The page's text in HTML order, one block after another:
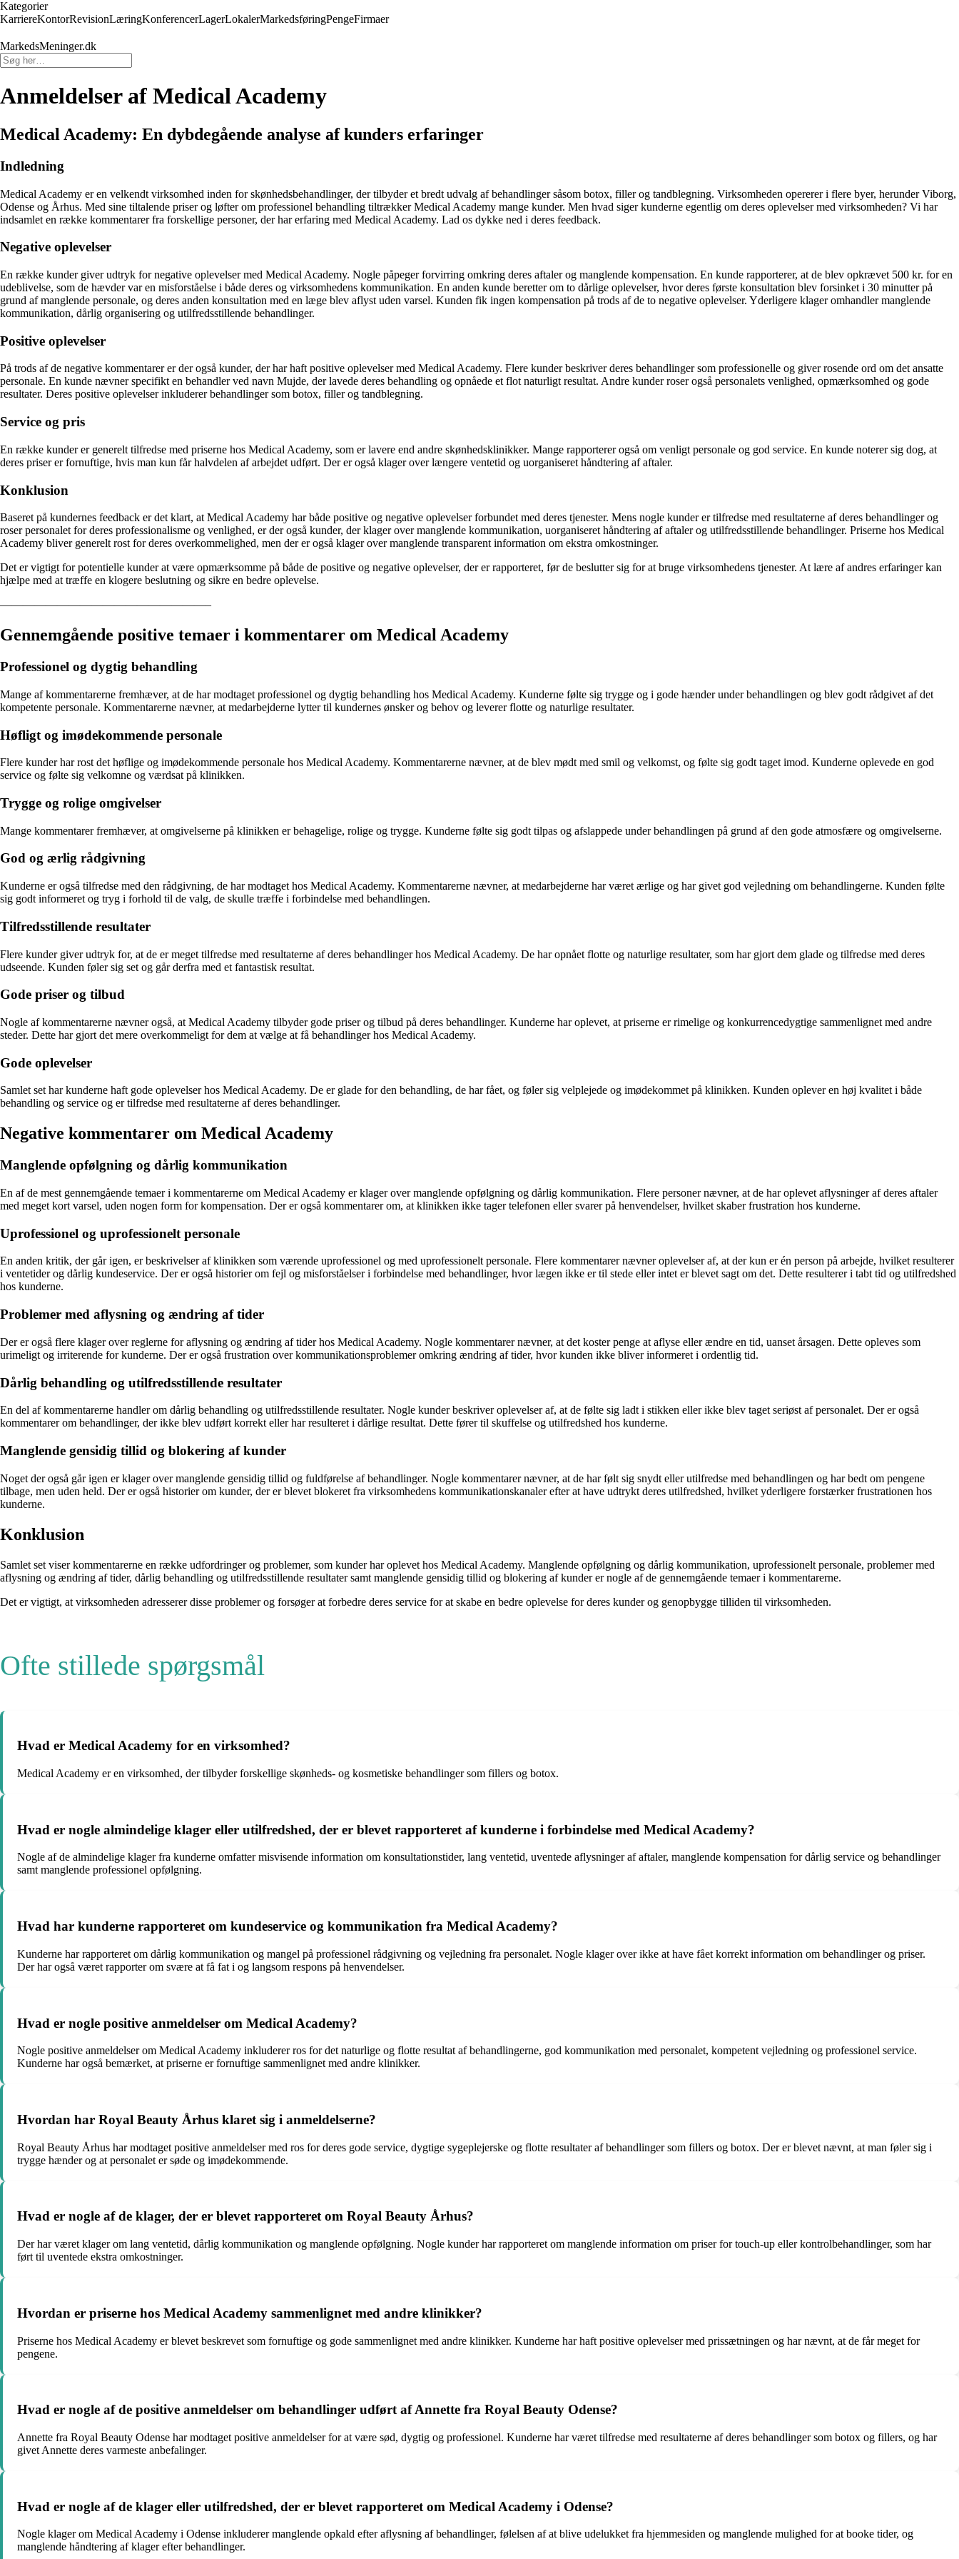
Kategorier
KarriereKontorRevisionLæringKonferencerLagerLokalerMarkedsføringPengeFirmaer
MarkedsMeninger.dk
Anmeldelser af Medical Academy
Medical Academy: En dybdegående analyse af kunders erfaringer
Indledning
Medical Academy er en velkendt virksomhed inden for skønhedsbehandlinger, der tilbyder et bredt udvalg af behandlinger såsom botox, filler og tandblegning. Virksomheden opererer i flere byer, herunder Viborg,
Odense og Århus. Med sine tiltalende priser og løfter om professionel behandling tiltrækker Medical Academy mange kunder. Men hvad siger kunderne egentlig om deres oplevelser med virksomheden? Vi har
indsamlet en række kommentarer fra forskellige personer, der har erfaring med Medical Academy. Lad os dykke ned i deres feedback.
Negative oplevelser
En række kunder giver udtryk for negative oplevelser med Medical Academy. Nogle påpeger forvirring omkring deres aftaler og manglende kompensation. En kunde rapporterer, at de blev opkrævet 500 kr. for en
udeblivelse, som de hævder var en misforståelse i både deres og virksomhedens kommunikation. En anden kunde beretter om to dårlige oplevelser, hvor deres første konsultation blev forsinket i 30 minutter på
grund af manglende personale, og deres anden konsultation med en læge blev aflyst uden varsel. Kunden fik ingen kompensation på trods af de to negative oplevelser. Yderligere klager omhandler manglende
kommunikation, dårlig organisering og utilfredsstillende behandlinger.
Positive oplevelser
På trods af de negative kommentarer er der også kunder, der har haft positive oplevelser med Medical Academy. Flere kunder beskriver deres behandlinger som professionelle og giver rosende ord om det ansatte
personale. En kunde nævner specifikt en behandler ved navn Mujde, der lavede deres behandling og opnåede et flot naturligt resultat. Andre kunder roser også personalets venlighed, opmærksomhed og gode
resultater. Deres positive oplevelser inkluderer behandlinger som botox, filler og tandblegning.
Service og pris
En række kunder er generelt tilfredse med priserne hos Medical Academy, som er lavere end andre skønhedsklinikker. Mange rapporterer også om venligt personale og god service. En kunde noterer sig dog, at
deres priser er fornuftige, hvis man kun får halvdelen af arbejdet udført. Der er også klager over længere ventetid og uorganiseret håndtering af aftaler.
Konklusion
Baseret på kundernes feedback er det klart, at Medical Academy har både positive og negative oplevelser forbundet med deres tjenester. Mens nogle kunder er tilfredse med resultaterne af deres behandlinger og
roser personalet for deres professionalisme og venlighed, er der også kunder, der klager over manglende kommunikation, uorganiseret håndtering af aftaler og utilfredsstillende behandlinger. Priserne hos Medical
Academy bliver generelt rost for deres overkommelighed, men der er også klager over manglende transparent information om ekstra omkostninger.
Det er vigtigt for potentielle kunder at være opmærksomme på både de positive og negative oplevelser, der er rapporteret, før de beslutter sig for at bruge virksomhedens tjenester. At lære af andres erfaringer kan
hjælpe med at træffe en klogere beslutning og sikre en bedre oplevelse.
——————————————————–
Gennemgående positive temaer i kommentarer om Medical Academy
Professionel og dygtig behandling
Mange af kommentarerne fremhæver, at de har modtaget professionel og dygtig behandling hos Medical Academy. Kunderne følte sig trygge og i gode hænder under behandlingen og blev godt rådgivet af det
kompetente personale. Kommentarerne nævner, at medarbejderne lytter til kundernes ønsker og behov og leverer flotte og naturlige resultater.
Høfligt og imødekommende personale
Flere kunder har rost det høflige og imødekommende personale hos Medical Academy. Kommentarerne nævner, at de blev mødt med smil og velkomst, og følte sig godt taget imod. Kunderne oplevede en god
service og følte sig velkomne og værdsat på klinikken.
Trygge og rolige omgivelser
Mange kommentarer fremhæver, at omgivelserne på klinikken er behagelige, rolige og trygge. Kunderne følte sig godt tilpas og afslappede under behandlingen på grund af den gode atmosfære og omgivelserne.
God og ærlig rådgivning
Kunderne er også tilfredse med den rådgivning, de har modtaget hos Medical Academy. Kommentarerne nævner, at medarbejderne har været ærlige og har givet god vejledning om behandlingerne. Kunden følte
sig godt informeret og tryg i forhold til de valg, de skulle træffe i forbindelse med behandlingen.
Tilfredsstillende resultater
Flere kunder giver udtryk for, at de er meget tilfredse med resultaterne af deres behandlinger hos Medical Academy. De har opnået flotte og naturlige resultater, som har gjort dem glade og tilfredse med deres
udseende. Kunden føler sig set og går derfra med et fantastisk resultat.
Gode priser og tilbud
Nogle af kommentarerne nævner også, at Medical Academy tilbyder gode priser og tilbud på deres behandlinger. Kunderne har oplevet, at priserne er rimelige og konkurrencedygtige sammenlignet med andre
steder. Dette har gjort det mere overkommeligt for dem at vælge at få behandlinger hos Medical Academy.
Gode oplevelser
Samlet set har kunderne haft gode oplevelser hos Medical Academy. De er glade for den behandling, de har fået, og føler sig velplejede og imødekommet på klinikken. Kunden oplever en høj kvalitet i både
behandling og service og er tilfredse med resultaterne af deres behandlinger.
Negative kommentarer om Medical Academy
Manglende opfølgning og dårlig kommunikation
En af de mest gennemgående temaer i kommentarerne om Medical Academy er klager over manglende opfølgning og dårlig kommunikation. Flere personer nævner, at de har oplevet aflysninger af deres aftaler
med meget kort varsel, uden nogen form for kompensation. Der er også kommentarer om, at klinikken ikke tager telefonen eller svarer på henvendelser, hvilket skaber frustration hos kunderne.
Uprofessionel og uprofessionelt personale
En anden kritik, der går igen, er beskrivelser af klinikken som værende uprofessionel og med uprofessionelt personale. Flere kommentarer nævner oplevelser af, at der kun er én person på arbejde, hvilket resulterer
i ventetider og dårlig kundeservice. Der er også historier om fejl og misforståelser i forbindelse med behandlinger, hvor lægen ikke er til stede eller intet er blevet sagt om det. Dette resulterer i tabt tid og utilfredshed
hos kunderne.
Problemer med aflysning og ændring af tider
Der er også flere klager over reglerne for aflysning og ændring af tider hos Medical Academy. Nogle kommentarer nævner, at det koster penge at aflyse eller ændre en tid, uanset årsagen. Dette opleves som
urimeligt og irriterende for kunderne. Der er også frustration over kommunikationsproblemer omkring ændring af tider, hvor kunden ikke bliver informeret i ordentlig tid.
Dårlig behandling og utilfredsstillende resultater
En del af kommentarerne handler om dårlig behandling og utilfredsstillende resultater. Nogle kunder beskriver oplevelser af, at de følte sig ladt i stikken eller ikke blev taget seriøst af personalet. Der er også
kommentarer om behandlinger, der ikke blev udført korrekt eller har resulteret i dårlige resultat. Dette fører til skuffelse og utilfredshed hos kunderne.
Manglende gensidig tillid og blokering af kunder
Noget der også går igen er klager over manglende gensidig tillid og fuldførelse af behandlinger. Nogle kommentarer nævner, at de har følt sig snydt eller utilfredse med behandlingen og har bedt om pengene
tilbage, men uden held. Der er også historier om kunder, der er blevet blokeret fra virksomhedens kommunikationskanaler efter at have udtrykt deres utilfredshed, hvilket yderligere forstærker frustrationen hos
kunderne.
Konklusion
Samlet set viser kommentarerne en række udfordringer og problemer, som kunder har oplevet hos Medical Academy. Manglende opfølgning og dårlig kommunikation, uprofessionelt personale, problemer med
aflysning og ændring af tider, dårlig behandling og utilfredsstillende resultater samt manglende gensidig tillid og blokering af kunder er nogle af de gennemgående temaer i kommentarerne.
Det er vigtigt, at virksomheden adresserer disse problemer og forsøger at forbedre deres service for at skabe en bedre oplevelse for deres kunder og genopbygge tilliden til virksomheden.
Ofte stillede spørgsmål
Hvad er Medical Academy for en virksomhed?
Medical Academy er en virksomhed, der tilbyder forskellige skønheds- og kosmetiske behandlinger som fillers og botox.
Hvad er nogle almindelige klager eller utilfredshed, der er blevet rapporteret af kunderne i forbindelse med Medical Academy?
Nogle af de almindelige klager fra kunderne omfatter misvisende information om konsultationstider, lang ventetid, uventede aflysninger af aftaler, manglende kompensation for dårlig service og behandlinger
samt manglende professionel opfølgning.
Hvad har kunderne rapporteret om kundeservice og kommunikation fra Medical Academy?
Kunderne har rapporteret om dårlig kommunikation og mangel på professionel rådgivning og vejledning fra personalet. Nogle klager over ikke at have fået korrekt information om behandlinger og priser.
Der har også været rapporter om svære at få fat i og langsom respons på henvendelser.
Hvad er nogle positive anmeldelser om Medical Academy?
Nogle positive anmeldelser om Medical Academy inkluderer ros for det naturlige og flotte resultat af behandlingerne, god kommunikation med personalet, kompetent vejledning og professionel service.
Kunderne har også bemærket, at priserne er fornuftige sammenlignet med andre klinikker.
Hvordan har Royal Beauty Århus klaret sig i anmeldelserne?
Royal Beauty Århus har modtaget positive anmeldelser med ros for deres gode service, dygtige sygeplejerske og flotte resultater af behandlinger som fillers og botox. Der er blevet nævnt, at man føler sig i
trygge hænder og at personalet er søde og imødekommende.
Hvad er nogle af de klager, der er blevet rapporteret om Royal Beauty Århus?
Der har været klager om lang ventetid, dårlig kommunikation og manglende opfølgning. Nogle kunder har rapporteret om manglende information om priser for touch-up eller kontrolbehandlinger, som har
ført til uventede ekstra omkostninger.
Hvordan er priserne hos Medical Academy sammenlignet med andre klinikker?
Priserne hos Medical Academy er blevet beskrevet som fornuftige og gode sammenlignet med andre klinikker. Kunderne har haft positive oplevelser med prissætningen og har nævnt, at de får meget for
pengene.
Hvad er nogle af de positive anmeldelser om behandlinger udført af Annette fra Royal Beauty Odense?
Annette fra Royal Beauty Odense har modtaget positive anmeldelser for at være sød, dygtig og professionel. Kunderne har været tilfredse med resultaterne af deres behandlinger som botox og fillers, og har
givet Annette deres varmeste anbefalinger.
Hvad er nogle af de klager eller utilfredshed, der er blevet rapporteret om Medical Academy i Odense?
Nogle klager om Medical Academy i Odense inkluderer manglende opkald efter aflysning af behandlinger, følelsen af at blive udelukket fra hjemmesiden og manglende mulighed for at booke tider, og
manglende håndtering af klager efter behandlinger.